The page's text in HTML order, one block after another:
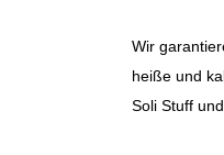
Wir
heiße und
Soli Stuff